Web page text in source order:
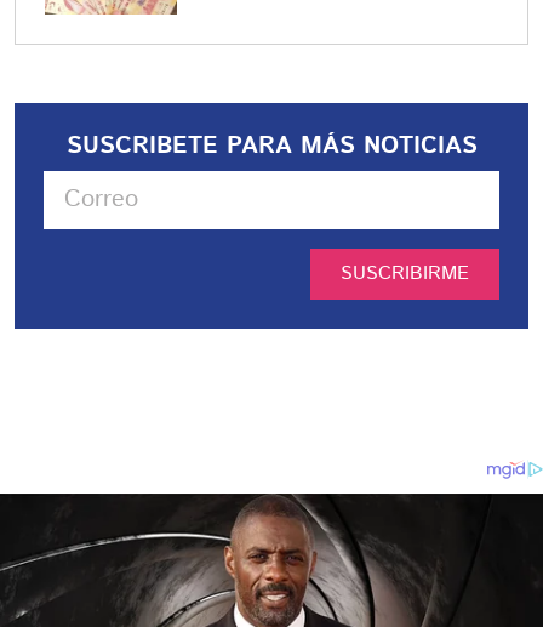
SUSCRIBETE PARA MÁS NOTICIAS
SUSCRIBIRME